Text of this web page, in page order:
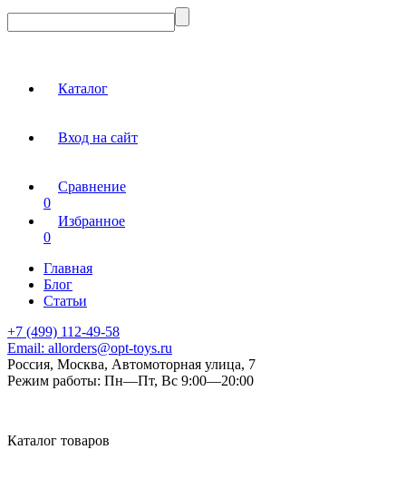
Каталог
Вход на сайт
Сравнение
0
Избранное
0
Главная
Блог
Статьи
+7 (499) 112-49-58
Email: allorders@opt-toys.ru
Россия, Москва, Автомоторная улица, 7
Режим работы: Пн—Пт, Вс 9:00—20:00
Каталог товаров